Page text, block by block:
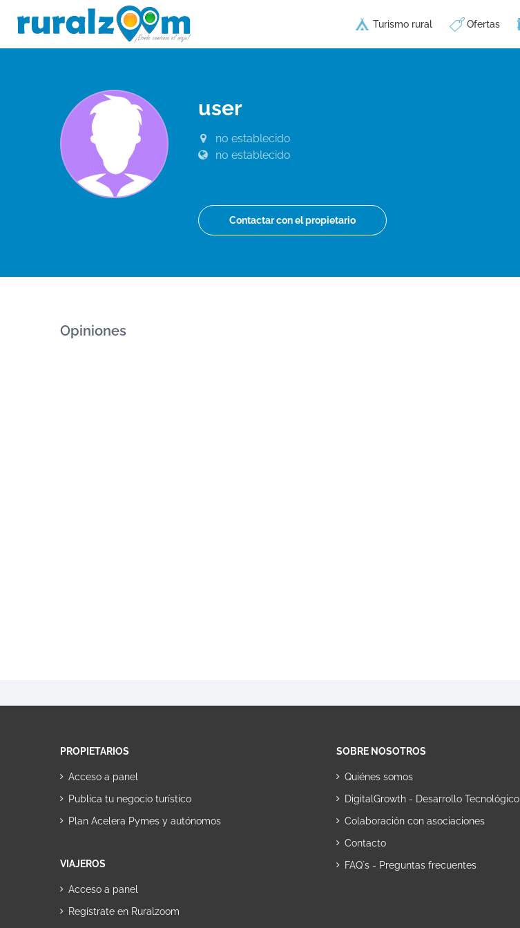
Turismo rural Ofertas
user
no establecido
no establecido
Contactar con el propietario
Opiniones
PROPIETARIOS
Acceso a panel
Publica tu negocio turístico
Plan Acelera Pymes y autónomos
VIAJEROS
Acceso a panel
Regístrate en Ruralzoom
SOBRE NOSOTROS
Quiénes somos
DigitalGrowth - Desarrollo Tecnológico
Colaboración con asociaciones
Contacto
FAQ´s - Preguntas frecuentes